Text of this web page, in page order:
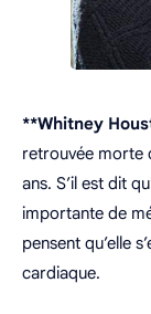
**Whitney
retrouvée morte
ans. S’il est dit
importante de
pensent qu’elle
cardiaque.